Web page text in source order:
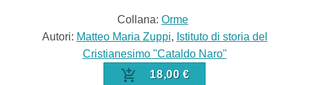
Collana: Orme
Autori: Matteo Maria Zuppi, Istituto di storia del
Cristianesimo "Cataldo Naro"
18,00 €